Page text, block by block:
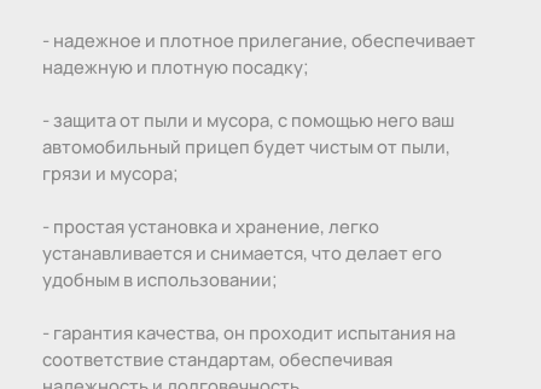
- надежное и плотное прилегание, обеспечивает
надежную и плотную посадку;
- защита от пыли и мусора, с помощью него ваш
автомобильный прицеп будет чистым от пыли,
грязи и мусора;
- простая установка и хранение, легко
устанавливается и снимается, что делает его
удобным в использовании;
- гарантия качества, он проходит испытания на
соответствие стандартам, обеспечивая